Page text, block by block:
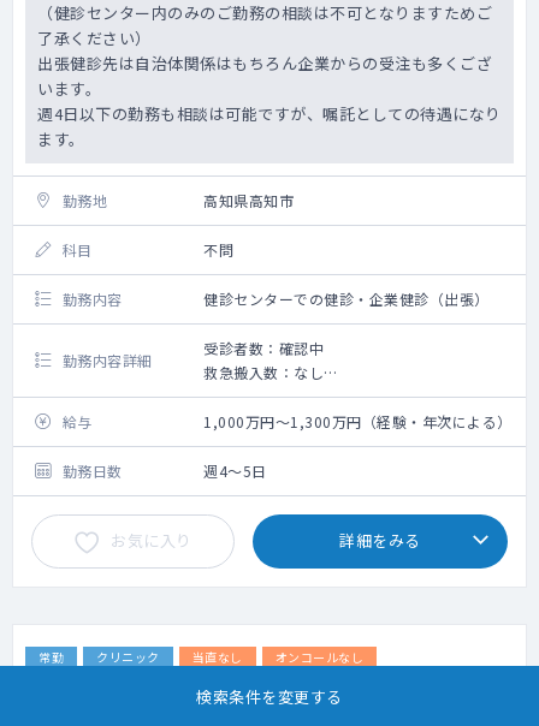
（健診センター内のみのご勤務の相談は不可となりますためご
了承ください）
出張健診先は自治体関係はもちろん企業からの受注も多くござ
います。
週4日以下の勤務も相談は可能ですが、嘱託としての待遇になり
ます。
勤務地 高知県高知市
科目 不問
勤務内容 健診センターでの健診・企業健診（出張）
勤務内容詳細
受診者数：確認中
救急搬入数：なし
手術数：なし
給与
1,000万円～1,300万円（経験・年次による）
勤務日数 週4～5日
お気に入り 詳細をみる
常勤 クリニック 当直なし オンコールなし
【松山市】高額求人！！アクセス良好【経験
検索条件を変更する